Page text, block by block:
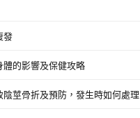
發
體的影響及保健攻略
陰莖骨折及預防，發生時如何處理